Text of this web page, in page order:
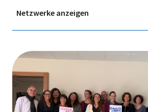
Netzwerke anzeigen